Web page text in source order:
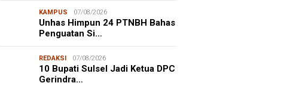
KAMPUS 07/08/2026
Unhas Himpun 24 PTNBH Bahas
Penguatan Si…
REDAKSI 07/08/2026
10 Bupati Sulsel Jadi Ketua DPC
Gerindra…